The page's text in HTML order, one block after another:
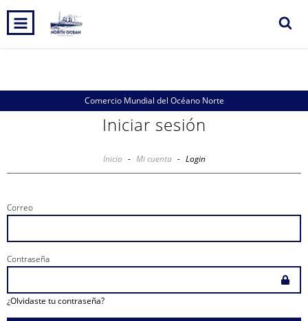
INICIO 0
Comercio Mundial del Océano Norte
Iniciar sesión
Inicio - Mi cuenta - Login
Correo
Contraseña
¿Olvidaste tu contraseña?